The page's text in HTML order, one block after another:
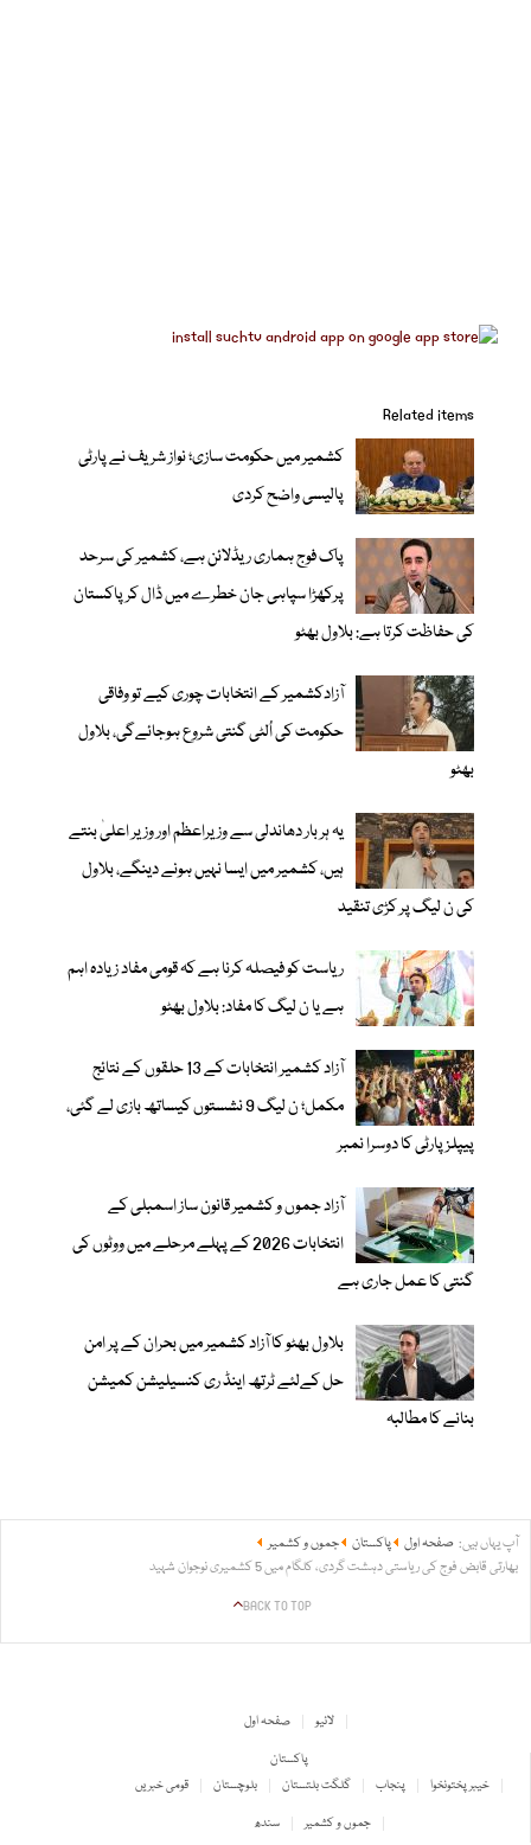
Related items
کشمیر میں حکومت سازی؛ نواز شریف نے پارٹی
پالیسی واضح کردی
پاک فوج ہماری ریڈلائن ہے، کشمیر کی سرحد
پرکھڑا سپاہی جان خطرے میں ڈال کر پاکستان
کی حفاظت کرتا ہے: بلاول بھٹو
آزادکشمیر کے انتخابات چوری کیے تو وفاقی
حکومت کی اُلٹی گنتی شروع ہوجائےگی، بلاول
بھٹو
یہ ہر بار دھاندلی سے وزیراعظم اور وزیر اعلیٰ بنتے
ہیں، کشمیر میں ایسا نہیں ہونے دینگے، بلاول
کی ن لیگ پر کڑی تنقید
ریاست کو فیصلہ کرنا ہے کہ قومی مفاد زیادہ اہم
ہے یا ن لیگ کا مفاد: بلاول بھٹو
آزاد کشمیر انتخابات کے 13 حلقوں کے نتائج
مکمل؛ ن لیگ 9 نشستوں کیساتھ بازی لے گئی،
پیپلزپارٹی کا دوسرا نمبر
آزاد جموں و کشمیر قانون ساز اسمبلی کے
انتخابات 2026 کے پہلے مرحلے میں ووٹوں کی
گنتی کا عمل جاری ہے
بلاول بھٹو کا آزاد کشمیر میں بحران کے پر امن
حل کےلئے ٹرتھ اینڈ ری کنسیلیشن کمیشن
بنانے کا مطالبہ
آپ یہاں ہیں: صفحہ اول پاکستان
جموں و کشمیر
بھارتی قابض فوج کی ریاستی دہشت گردی، کلگام میں 5 کشمیری نوجوان شہید
BACK TO TOP
صفحہ اول
لائیو
پاکستان
قومی خبریں
بلوچستان گلگت بلتستان پنجاب
خیبر پختونخوا
سندھ
جموں و کشمیر